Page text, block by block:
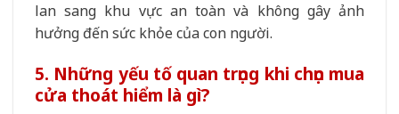
lan sang khu vực an toàn và không gây ảnh
hưởng đến sức khỏe của con người.
5. Những yếu tố quan trọng khi chọn mua
cửa thoát hiểm là gì?